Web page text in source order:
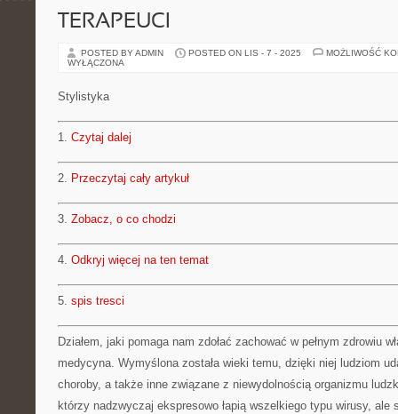
TERAPEUCI
POSTED BY ADMIN POSTED ON LIS - 7 - 2025
MOŻLIWOŚĆ
WYŁĄCZONA
Stylistyka
1. Czytaj dalej
2. Przeczytaj cały artykuł
3. Zobacz, o co chodzi
4. Odkryj więcej na ten temat
5. spis tresci
Działem, jaki pomaga nam zdołać zachować w pełnym zdrowiu
medycyna. Wymyślona została wieki temu, dzięki niej ludziom
choroby, a także inne związane z niewydolnością organizmu
którzy nadzwyczaj ekspresowo łapią wszelkiego typu wirusy,